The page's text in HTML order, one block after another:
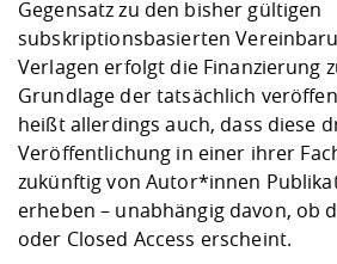
Gegensatz zu den bisher gültigen
subskriptionsbasierten
Verlagen erfolgt die Finanzierung
Grundlage der tatsächlich
heißt allerdings auch, dass diese
Veröffentlichung in einer ihrer
zukünftig von Autor*innen
erheben – unabhängig davon, ob
oder Closed Access erscheint.